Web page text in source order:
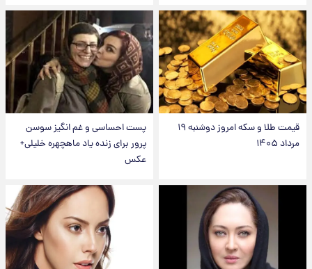
قیمت طلا و سکه امروز دوشنبه ۱۹
مرداد ۱۴۰۵
پست احساسی و غم انگیز سوسن
پرور برای زنده یاد ماهچهره خلیلی+
عکس